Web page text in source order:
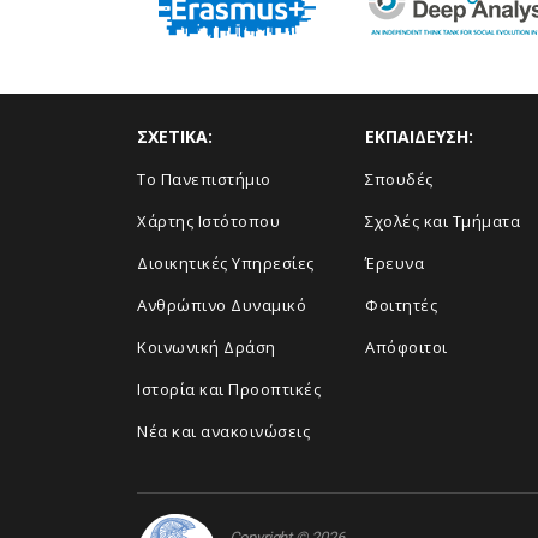
ΣΧΕΤΙΚΑ:
Το Πανεπιστήμιο
Χάρτης Ιστότοπου
Διοικητικές Υπηρεσίες
Ανθρώπινο Δυναμικό
Κοινωνική Δράση
Ιστορία και Προοπτικές
Νέα και ανακοινώσεις
ΕΚΠΑΙΔΕΥΣΗ:
Σπουδές
Σχολές και Τμήματα
Έρευνα
Φοιτητές
Απόφοιτοι